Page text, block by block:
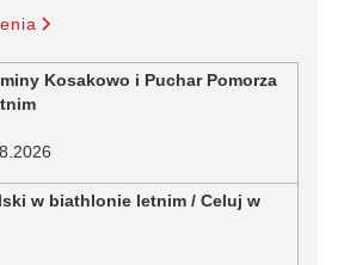
Kosakowo i Puchar Pomorza
w biathlonie letnim / Celuj w